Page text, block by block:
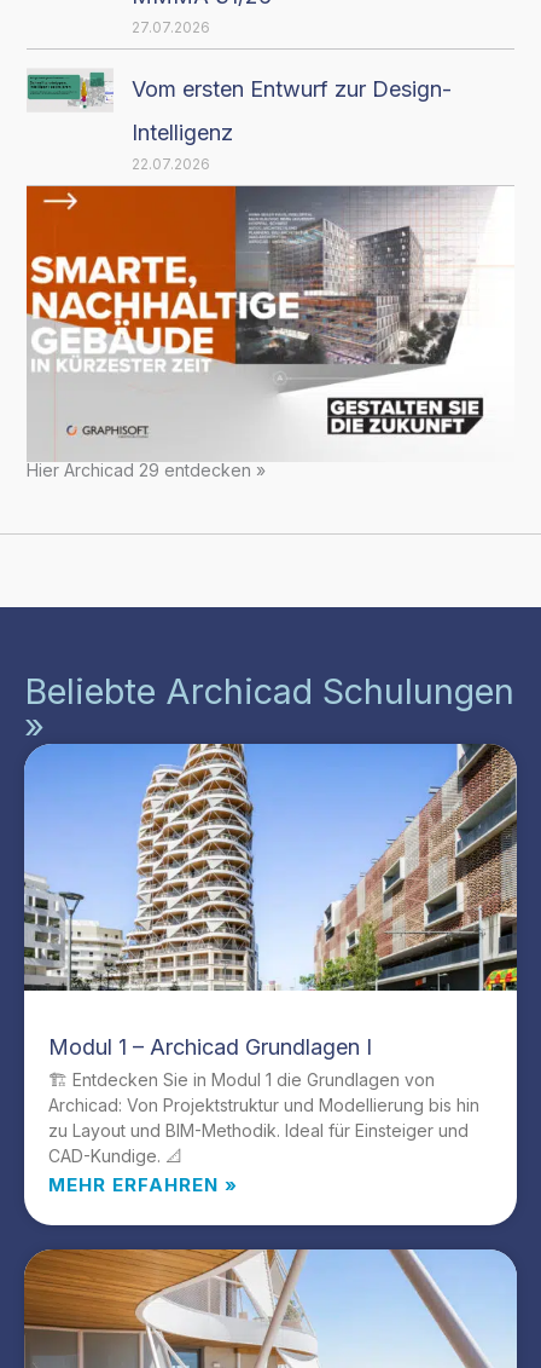
27.07.2026
Vom ersten Entwurf zur Design-
Intelligenz
22.07.2026
Hier Archicad 29 entdecken »
Beliebte Archicad Schulungen
»
Modul 1 – Archicad Grundlagen I
🏗️ Entdecken Sie in Modul 1 die Grundlagen von
Archicad: Von Projektstruktur und Modellierung bis hin
zu Layout und BIM-Methodik. Ideal für Einsteiger und
CAD-Kundige. 📐
MEHR ERFAHREN »